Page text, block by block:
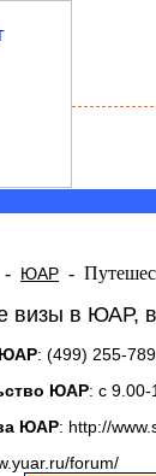
- ЮАР -
в ЮАР,
ЮАР: (499) 255-
ЮАР: с 9.00-
ЮАР: http://
forum/